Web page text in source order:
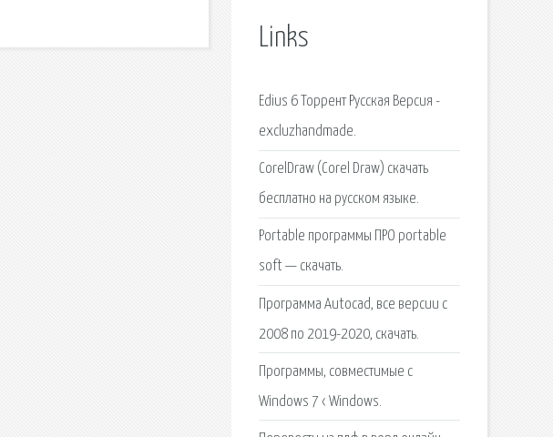
Links
Edius 6 Торрент Русская Версия -
excluzhandmade.
CorelDraw (Corel Draw) скачать
бесплатно на русском языке.
Portable программы ПРО portable
soft — скачать.
Программа Autocad, все версии с
2008 по 2019-2020, cкачать.
Программы, совместимые с
Windows 7 ‹ Windows.